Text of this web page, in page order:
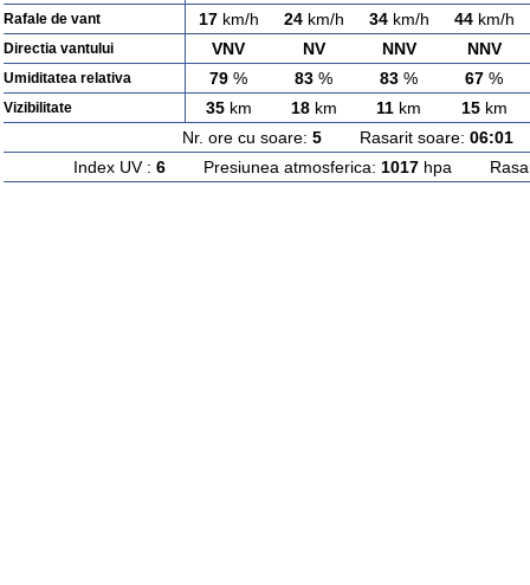
Rafale de vant 17km/h 24km/h 34km/h 44km/h
Directia vantului VNV NV NNV NNV
Umiditatea relativa 79 % 83 % 83 % 67 %
Vizibilitate 35km 18km 11 km 15km
Nr. ore cu soare: 5Rasarit soare: 06:01
Index UV : 6Presiunea atmosferica: 1017hpa